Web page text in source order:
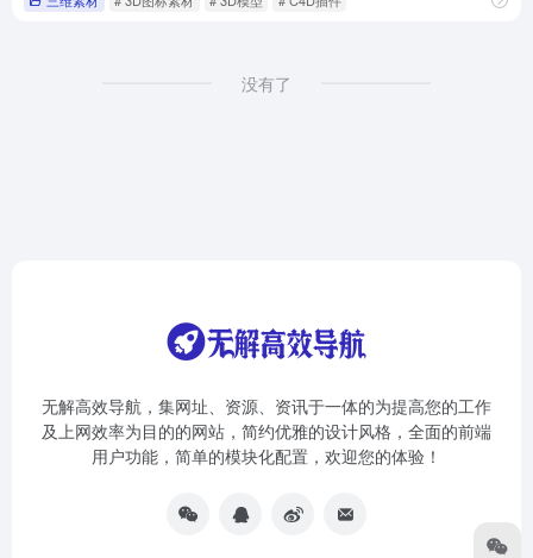
没有了
无解高效导航，集网址、资源、资讯于一体的为提高您的工作
及上网效率为目的的网站，简约优雅的设计风格，全面的前端
用户功能，简单的模块化配置，欢迎您的体验！